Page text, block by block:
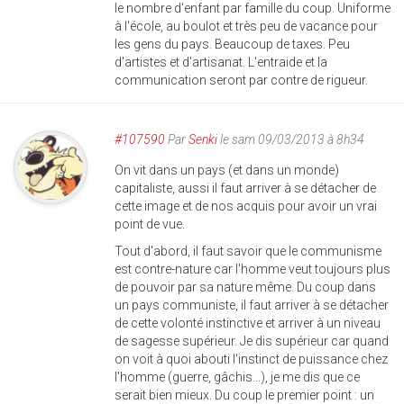
le nombre d'enfant par famille du coup. Uniforme
à l'école, au boulot et très peu de vacance pour
les gens du pays. Beaucoup de taxes. Peu
d'artistes et d'artisanat. L'entraide et la
communication seront par contre de rigueur.
#107590 ParSenkile sam 09/03/2013 à 8h34
On vit dans un pays (et dans un monde)
capitaliste, aussi il faut arriver à se détacher de
cette image et de nos acquis pour avoir un vrai
point de vue.
Tout d'abord, il faut savoir que le communisme
est contre-nature car l'homme veut toujours plus
de pouvoir par sa nature même. Du coup dans
un pays communiste, il faut arriver à se détacher
de cette volonté instinctive et arriver à un niveau
de sagesse supérieur. Je dis supérieur car quand
on voit à quoi abouti l'instinct de puissance chez
l'homme (guerre, gâchis...), je me dis que ce
serait bien mieux. Du coup le premier point : un